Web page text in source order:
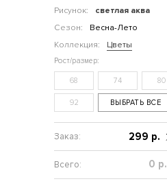
Рисунок:
светлая аква
Сезон:
Весна-Лето
Коллекция:
Цветы
68 74 80
92 ВЫБРАТЬ ВСЕ
299 р.
р.